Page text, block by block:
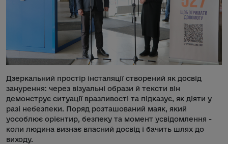
Дзеркальний простір інсталяції створений як досвід
занурення: через візуальні образи й тексти він
демонструє ситуації вразливості та підказує, як діяти у
разі небезпеки. Поряд розташований маяк, який
уособлює орієнтир, безпеку та момент усвідомлення -
коли людина визнає власний досвід і бачить шлях до
виходу.